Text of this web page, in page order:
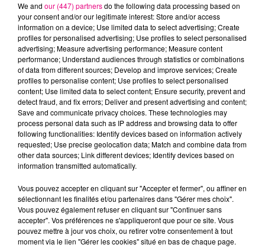
22 juillet 2026
Toulouse : circulation perturbée dans le
secteur François Verdier...
We and our (447) partnersdo the following data processing based on
your consent and/or our legitimate interest: Store and/or access
information on a device; Use limited data to select advertising; Create
profiles for personalised advertising; Use profiles to select personalised
advertising; Measure advertising performance; Measure content
performance; Understand audiences through statistics or combinations
of data from different sources; Develop and improve services; Create
profiles to personalise content; Use profiles to select personalised
content; Use limited data to select content; Ensure security, prevent and
detect fraud, and fix errors; Deliver and present advertising and content;
Save and communicate privacy choices. These technologies may
process personal data such as IP address and browsing data to offer
following functionalities: Identify devices based on information actively
requested; Use precise geolocation data; Match and combine data from
other data sources; Link different devices; Identify devices based on
information transmitted automatically.
Vous pouvez accepter en cliquant sur "Accepter et fermer", ou affiner en
sélectionnant les finalités et/ou partenaires dans "Gérer mes choix".
Vous pouvez également refuser en cliquant sur "Continuer sans
accepter". Vos préférences ne s'appliqueront que pour ce site. Vous
pouvez mettre à jour vos choix, ou retirer votre consentement à tout
moment via le lien "Gérer les cookies" situé en bas de chaque page.